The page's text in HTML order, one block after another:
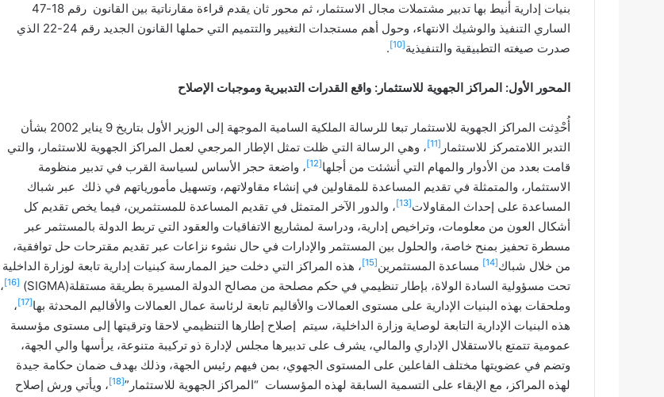
بنيات إدارية أنيط بها تدبير مشتملات مجال الاستثمار، ثم محور ثان يقدم قراءة مقارناتية بين القانون رقم 18-47
الساري التنفيذ والوشيك الانتهاء، وحول أهم مستجدات التغيير والتتميم التي حملها القانون الجديد رقم 24-22 الذي
صدرت صيغته التطبيقية والتنفيذية[10]
.
المحور الأول: المراكز الجهوية للاستثمار: واقع القدرات التدبيرية وموجبات الإصلاح
أُحْدِثت المراكز الجهوية للاستثمار تبعا للرسالة الملكية السامية الموجهة إلى الوزير الأول بتاريخ 9 يناير 2002 بشأن
التدبر اللامتمركز للاستثمار [11]
، وهي الرسالة التي ظلت تمثل الإطار المرجعي لعمل المراكز الجهوية للاستثمار، والتي
قامت بعدد من الأدوار والمهام التي أنشئت من أجلها[12]
، واضعة حجر الأساس لسياسة القرب في تدبير منظومة
الاستثمار، والمتمثلة في تقديم المساعدة للمقاولين في إنشاء مقاولاتهم، وتسهيل مأمورياتهم في ذلك عبر شباك
المساعدة على إحداث المقاولات[13]
، والدور الآخر المتمثل في تقديم المساعدة للمستثمرين، فيما يخص تقديم كل
أشكال العون من معلومات، وتراخيص إدارية، ودراسة لمشاريع الاتفاقيات والعقود التي تربط الدولة بالمستثمر عبر
مسطرة تحفيز بمنح خاصة، والحلول بين المستثمر والإدارات في حال نشوء نزاعات عبر تقديم مقترحات حل توافقية،
من خلال شباك[14] مساعدة المستثمرين[15]
، هذه المراكز التي دخلت حيز الممارسة كبنيات إدارية تابعة لوزارة الداخلية
تحت مسؤولية السادة الولاة، بإطار تنظيمي في حكم مصلحة من مصالح الدولة المسيرة بطريقة مستقلة(SIGMA)
[16]
،
وملحقات بهذه البنيات الإدارية على مستوى العمالات والأقاليم تابعة لرئاسة عمال العمالات والأقاليم المحدثة بها[17]
،
هذه البنيات الإدارية التابعة لوصاية وزارة الداخلية، سيتم إصلاح إطارها التنظيمي لاحقا وترقيتها إلى مستوى مؤسسة
عمومية تتمتع بالاستقلال الإداري والمالي، يشرف على تدبيرها مجلس لإدارة ذو تركيبة متنوعة، يرأسها والي الجهة،
وتضم في عضويتها مختلف الفاعلين على المستوى الجهوي، بمن فيهم رئيس الجهة، وذلك بهدف ضمان حكامة جيدة
لهذه المراكز، مع الإبقاء على التسمية السابقة لهذه المؤسسات “المراكز الجهوية للاستثمار”[18] ، ويأتي ورش إصلاح